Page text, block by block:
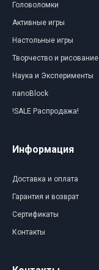
Головоломки
Активные игры
Настольные игры
Творчество и рисование
Наука и Эксперименты
nanoBlock
!SALE Распродажа!
Информация
Доставка и оплата
Гарантия и возврат
Сертификаты
Контакты